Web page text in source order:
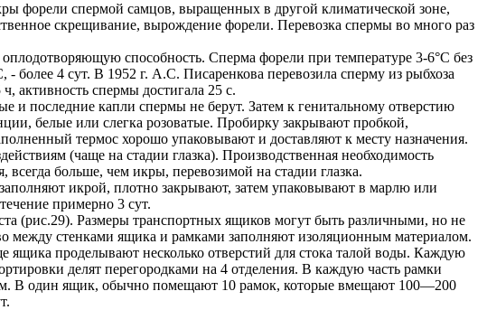
форели спермой самцов, выращенных в другой климатической зоне,
скрещивание, вырождение форели. Перевозка спермы во много раз
способность. Сперма форели при температуре 3-6°C без
более 4 сут. В 1952 г. А.С. Писаренкова перевозила сперму из рыбхоза
активность спермы достигала 25 с.
последние капли спермы не берут. Затем к генитальному отверстию
белые или слегка розоватые. Пробирку закрывают пробкой,
термос хорошо упаковывают и доставляют к месту назначения.
(чаще на стадии глазка). Производственная необходимость
больше, чем икры, перевозимой на стадии глазка.
икрой, плотно закрывают, затем упаковывают в марлю или
примерно 3 сут.
(рис.29). Размеры транспортных ящиков могут быть различными, но не
между стенками ящика и рамками заполняют изоляционным материалом.
проделывают несколько отверстий для стока талой воды. Каждую
делят перегородками на 4 отделения. В каждую часть рамки
В один ящик, обычно помещают 10 рамок, которые вмещают 100—200